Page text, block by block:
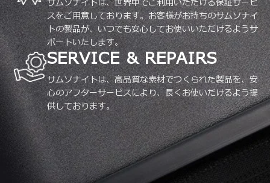
スをご用意しております。お客様がお持ちのサムソナイ
トの製品が、いつでも安心してお使いいただけるようサ
ポートいたします。
SERVICE & REPAIRS
サムソナイトは、高品質な素材でつくられた製品を、安
心のアフターサービスにより、長くお使いだけるよう提
供しております。